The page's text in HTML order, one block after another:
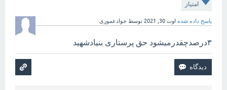
امتیاز
پاسخ داده شده اوت 30, 2021 توسط جوادعموری
۳درصدچقدرمیشود حق پرستاری بنیادشهید